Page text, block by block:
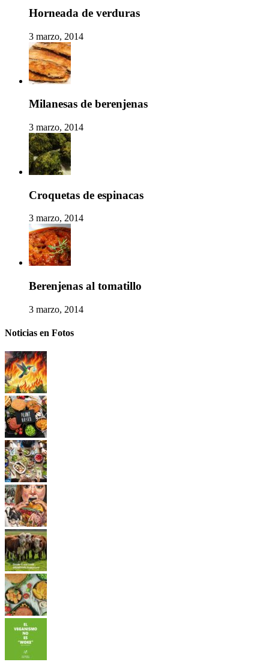
Horneada de verduras
3 marzo, 2014
Milanesas de berenjenas
3 marzo, 2014
Croquetas de espinacas
3 marzo, 2014
Berenjenas al tomatillo
3 marzo, 2014
Noticias en Fotos